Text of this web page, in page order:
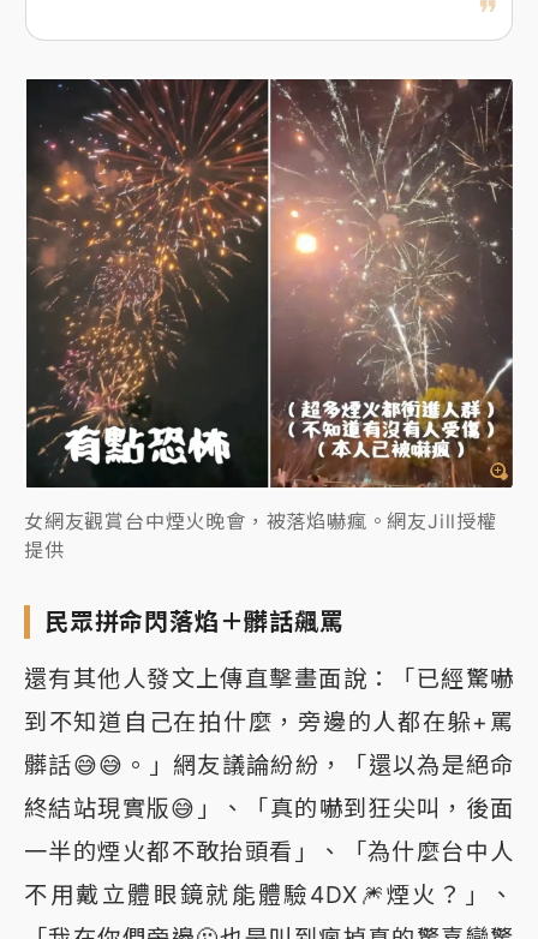
女網友觀賞台中煙火晚會，被落焰嚇瘋。網友Jill授權
提供
民眾拼命閃落焰＋髒話飆罵
還有其他人發文上傳直擊畫面說：「已經驚嚇
到不知道自己在拍什麼，旁邊的人都在躲+罵
髒話😅😅。」網友議論紛紛，「還以為是絕命
終結站現實版😅」、「真的嚇到狂尖叫，後面
一半的煙火都不敢抬頭看」、「為什麼台中人
不用戴立體眼鏡就能體驗4DX🎆煙火？」、